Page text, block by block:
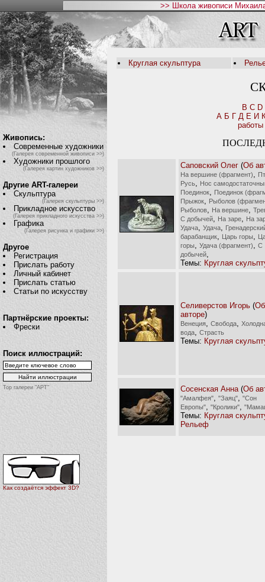
>> Школа живописи
Живопись:
Современные художники
(Галерея современной живописи >>)
Художники прошлого
(Галерея картин художников >>)
Другие ART-галереи
Скульптура
(Галерея скульптуры >>)
Прикладное искусство
(Галерея прикладного искусства >>)
Графика
(Галерея рисунка и графики >>)
Другое
Регистрация
Прислать работу
Личный кабинет
Прислать статью
Статьи по искусству
Партнёрские проекты:
Фрески
Поиск иллюстраций:
Top галереи "АРТ"
Как создаётся эффект 3D?
Круглая скульптура
B C D
А Б Г Д Е И
работы
Саповский Олег (Об
На вершине (фрагмент)
Русь
Нос
Поединок
Поединок
Прыжок
Рыболов
Рыболов
На вершине
С добычей
На заре
На
Удача
Удача
барабанщик
Царь горы
горы
Удача (фрагмент)
С
добычей
Темы: Круглая
Селиверстов Игорь (Об
авторе)
Венеция Свобода
вода
Страсть
Темы: Круглая
Сосенская Анна (Об
"Амалфея" "Заяц"
"Сон
Европы"
"Кролики"
Темы: Круглая
Рельеф